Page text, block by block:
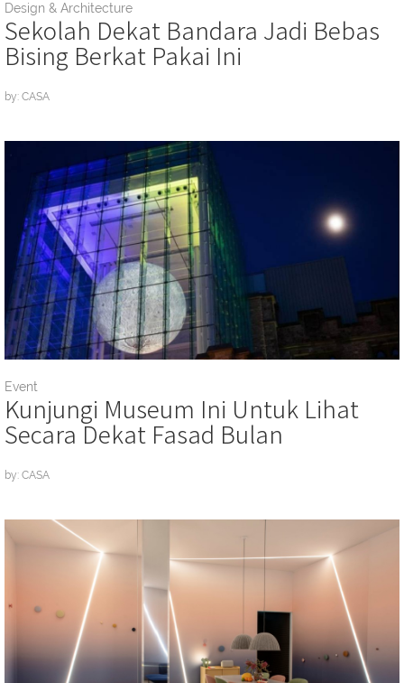
Design & Architecture
Sekolah Dekat Bandara Jadi Bebas
Bising Berkat Pakai Ini
by: CASA
Event
Kunjungi Museum Ini Untuk Lihat
Secara Dekat Fasad Bulan
by: CASA